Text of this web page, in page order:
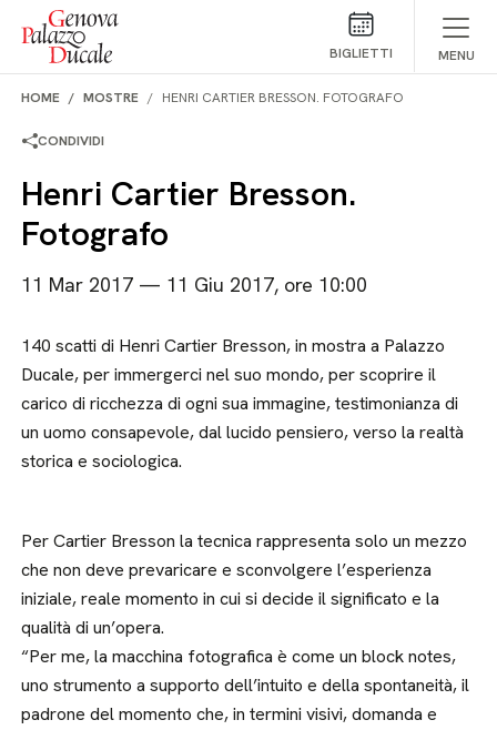
Salta al contenuto
BIGLIETTI MENU
HOME MOSTRE HENRI CARTIER BRESSON. FOTOGRAFO
CONDIVIDI
Henri Cartier Bresson.
Fotografo
11 Mar 2017 — 11 Giu 2017, ore 10:00
140 scatti di Henri Cartier Bresson, in mostra a Palazzo
Ducale, per immergerci nel suo mondo, per scoprire il
carico di ricchezza di ogni sua immagine, testimonianza di
un uomo consapevole, dal lucido pensiero, verso la realtà
storica e sociologica.
Per Cartier Bresson la tecnica rappresenta solo un mezzo
che non deve prevaricare e sconvolgere l’esperienza
iniziale, reale momento in cui si decide il significato e la
qualità di un’opera.
“Per me, la macchina fotografica è come un block notes,
uno strumento a supporto dell’intuito e della spontaneità, il
padrone del momento che, in termini visivi, domanda e